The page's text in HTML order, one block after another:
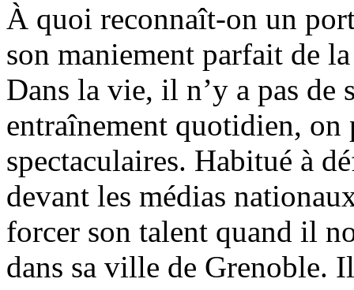
À quoi reconnaît-on un
son maniement parfait de
Dans la vie, il n’y a pas de
entraînement quotidien, on
spectaculaires. Habitué à
devant les médias
forcer son talent quand il
dans sa ville de Grenoble.